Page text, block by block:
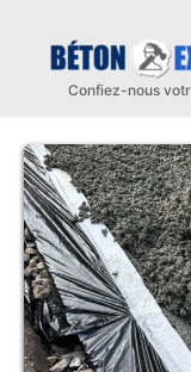
contenu